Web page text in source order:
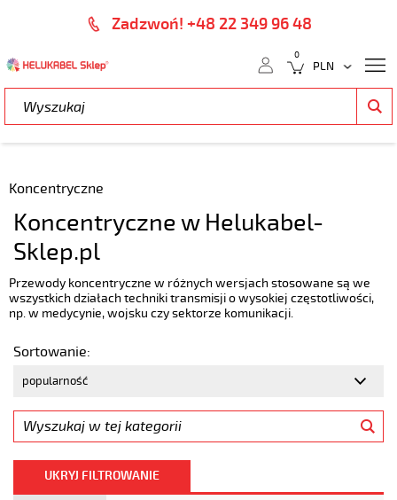
Zadzwoń! +48 22 349 96 48
0
Koncentryczne
Koncentryczne w Helukabel-
Sklep.pl
Przewody koncentryczne w różnych wersjach stosowane są we
wszystkich działach techniki transmisji o wysokiej częstotliwości,
np. w medycynie, wojsku czy sektorze komunikacji.
Sortowanie:
UKRYJ FILTROWANIE